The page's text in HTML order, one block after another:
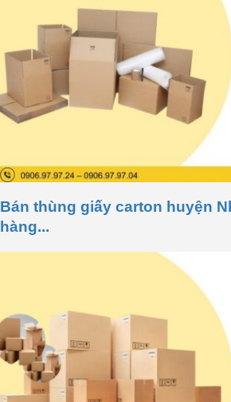
Bán thùng giấy carton huyện
hàng...